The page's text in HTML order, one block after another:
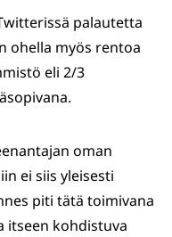
palautetta
ohella myös rentoa
eli 2/3
oman
ei siis yleisesti
piti tätä toimivana
itseen kohdistuva